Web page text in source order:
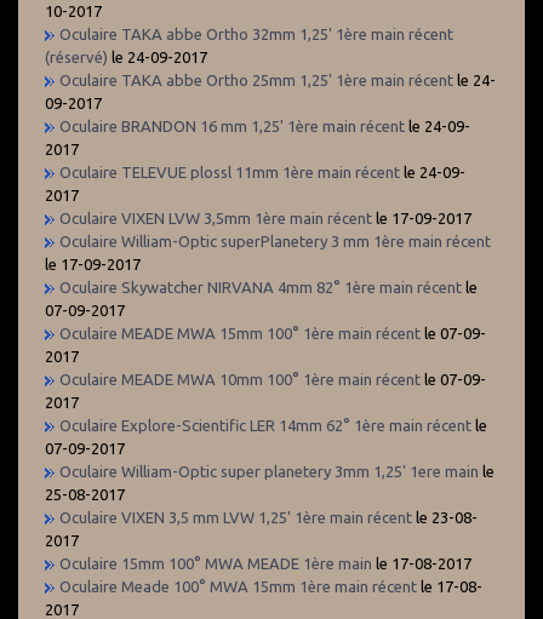
10-2017
Oculaire TAKA abbe Ortho 32mm 1,25' 1ère main récent
(réservé) le 24-09-2017
Oculaire TAKA abbe Ortho 25mm 1,25' 1ère main récent le 24-
09-2017
Oculaire BRANDON 16 mm 1,25' 1ère main récent le 24-09-
2017
Oculaire TELEVUE plossl 11mm 1ère main récent le 24-09-
2017
Oculaire VIXEN LVW 3,5mm 1ère main récent le 17-09-2017
Oculaire William-Optic superPlanetery 3 mm 1ère main récent
le 17-09-2017
Oculaire Skywatcher NIRVANA 4mm 82° 1ère main récent le
07-09-2017
Oculaire MEADE MWA 15mm 100° 1ère main récent le 07-09-
2017
Oculaire MEADE MWA 10mm 100° 1ère main récent le 07-09-
2017
Oculaire Explore-Scientific LER 14mm 62° 1ère main récent le
07-09-2017
Oculaire William-Optic super planetery 3mm 1,25' 1ere main le
25-08-2017
Oculaire VIXEN 3,5 mm LVW 1,25' 1ère main récent le 23-08-
2017
Oculaire 15mm 100° MWA MEADE 1ère main le 17-08-2017
Oculaire Meade 100° MWA 15mm 1ère main récent le 17-08-
2017